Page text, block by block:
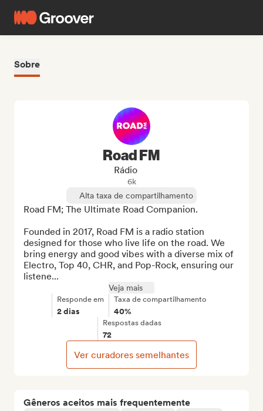
Sobre
Gêneros aceitos mais frequentemente
Road FM
Rádio
6k
Alta taxa de compartilhamento
Road FM; The Ultimate Road Companion.
Founded in 2017, Road FM is a radio station
designed for those who live life on the road. We
bring energy and good vibes with a diverse mix of
Electro, Top 40, CHR, and Pop-Rock, ensuring our
listene...
Veja mais
Responde em
2 dias
Taxa de compartilhamento
40%
Respostas dadas
72
Ver curadores semelhantes